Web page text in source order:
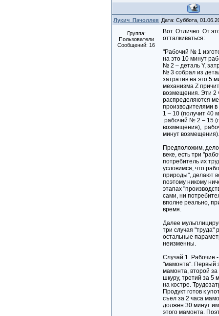
Лукич_Пачоллев Дата: Суббота,
Группа:
Пользователи
Сообщений: 16
Вот. Отлично. От
отталкиваться:
"Рабочий № 1
на это 10 минут
№ 2 – деталь Y,
№ 3 собрал из
затратив на это 5
механизма Z
возмещения. Эти 2
распределяются
производителями
1 – 10 (получит 40
рабочий № 2 – 15
возмещения),
минут
Предположим,
веке, есть три
потребитель их
условимся, что
природы", делают
поэтому никому
этапах
сами, ни
вполне реально,
время.
Далее
три случая "труда"
остальные
неизменны.
Случай 1. Рабочие
"мамонта". Первый
мамонта, второй за
шкуру, третий за 5
на костре.
Продукт готов к
съел за 2 часа
должен 30 минут
этого мамонта.